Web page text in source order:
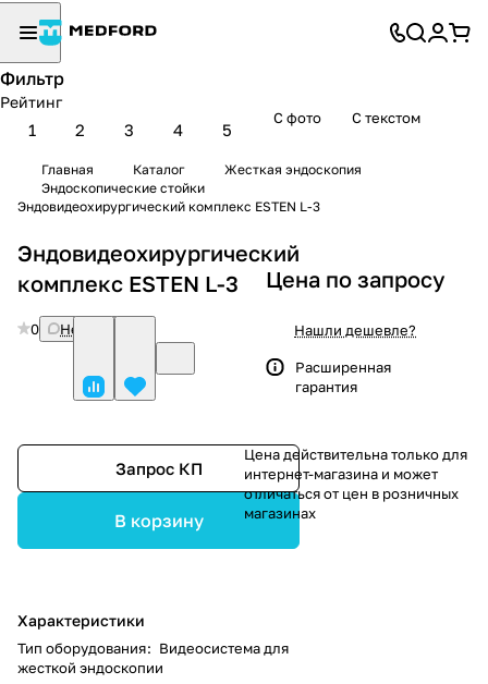
Фильтр
Рейтинг
1 2 3 4 5
С фото С текстом
Главная Каталог
Жесткая эндоскопия
Эндоскопические стойки
Эндовидеохирургический комплекс ESTEN L-3
Эндовидеохирургический
комплекс ESTEN L-3
0 Нет отзывов
Запрос КП
В корзину
Характеристики
Тип оборудования: Видеосистема для
жесткой эндоскопии
Цена по запросу
Нашли дешевле?
Расширенная
гарантия
Цена действительна только для
интернет-магазина и может
отличаться от цен в розничных
магазинах